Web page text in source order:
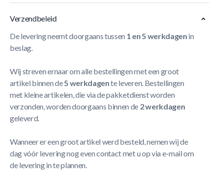
Verzendbeleid
De levering neemt doorgaans tussen 1 en 5 werkdagen in
beslag.
Wij streven ernaar om alle bestellingen met een groot
artikel binnen de5 werkdagente leveren. Bestellingen
met kleine artikelen, die via de pakketdienst worden
verzonden, worden doorgaans binnen de 2 werkdagen
geleverd.
Wanneer er een groot artikel werd besteld, nemen wij de
dag vóór levering nog even contact met u op via e-mail om
de levering in te plannen.